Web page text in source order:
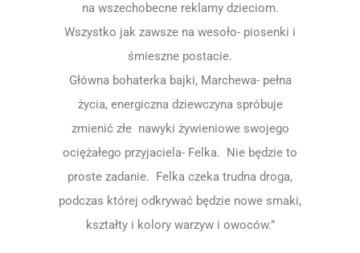
na wszechobecne reklamy dzieciom.
Wszystko jak zawsze na wesoło- piosenki i
śmieszne postacie.
Główna bohaterka bajki, Marchewa- pełna
życia, energiczna dziewczyna spróbuje
zmienić złe nawyki żywieniowe swojego
ociężałego przyjaciela- Felka. Nie będzie to
proste zadanie. Felka czeka trudna droga,
podczas której odkrywać będzie nowe smaki,
kształty i kolory warzyw i owoców.”